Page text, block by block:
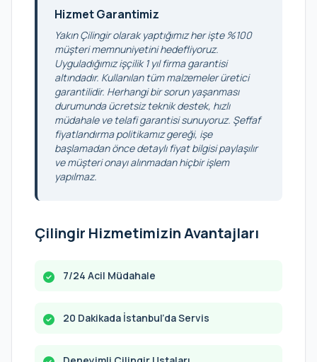
Hizmet Garantimiz
Yakın Çilingir olarak yaptığımız her işte %100
müşteri memnuniyetini hedefliyoruz.
Uyguladığımız işçilik 1 yıl firma garantisi
altındadır. Kullanılan tüm malzemeler üretici
garantilidir. Herhangi bir sorun yaşanması
durumunda ücretsiz teknik destek, hızlı
müdahale ve telafi garantisi sunuyoruz. Şeffaf
fiyatlandırma politikamız gereği, işe
başlamadan önce detaylı fiyat bilgisi paylaşılır
ve müşteri onayı alınmadan hiçbir işlem
yapılmaz.
Çilingir Hizmetimizin Avantajları
7/24 Acil Müdahale
20 Dakikada İstanbul’da Servis